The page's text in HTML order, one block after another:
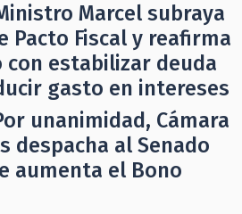
Marcel subraya
Pacto Fiscal y reafirma
con estabilizar deuda
gasto en intereses
unanimidad, Cámara
despacha al Senado
aumenta el Bono